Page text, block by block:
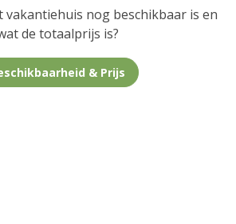
vakantiehuis nog beschikbaar is en
de totaalprijs is?
& Prijs